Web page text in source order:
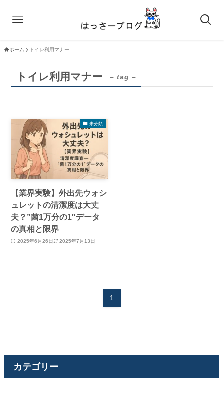
ホーム トイレ利用マナー
トイレ利用マナー – tag –
未分類
【業界実験】外出先ウォシ
ュレットの清潔度は大丈
夫？”菌1万分の1″データ
の真相と限界
2025年6月26日 2025年7月13日
1
カテゴリー